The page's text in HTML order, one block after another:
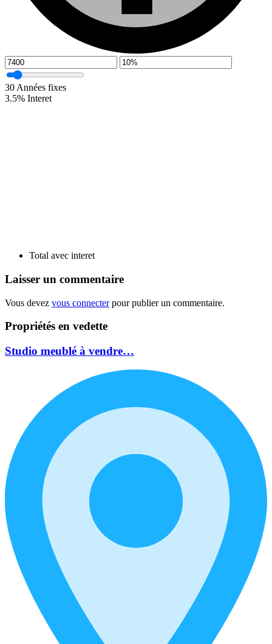
30 Années fixes
3.5% Interet
Total avec interet
Laisser un commentaire
Vous devez vous connecterpour publier un commentaire.
Propriétés en vedette
Studio meublé à vendre…